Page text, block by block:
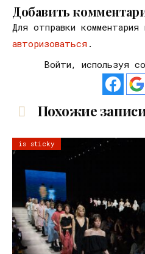
Добавить
Для отправки комментария
авторизоваться .
Войти, используя
Похожие
is sticky